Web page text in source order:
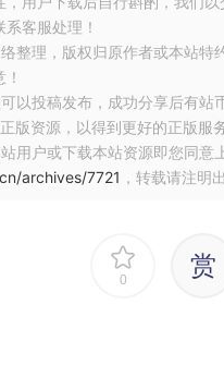
客服处理！
整理，版权归原作者或本站
以投稿发布，成功分享后有站
版资源，以得到更好的正版服
用户或下载本站资源即您同意
archives/7721 ，转载请注明
0 赏